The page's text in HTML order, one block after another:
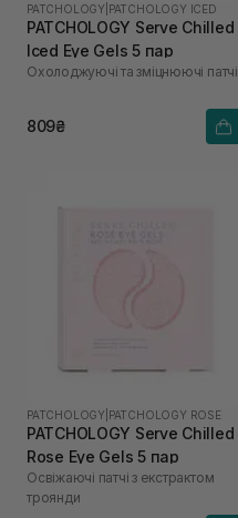
PATCHOLOGY PATCHOLOGY ICED
PATCHOLOGY Serve Chilled
Iced Eye Gels 5 пар
Охолоджуючі та зміцнюючі патчі
809₴
PATCHOLOGY PATCHOLOGY ROSE
PATCHOLOGY Serve Chilled
Rose Eye Gels 5 пар
Освіжаючі патчі з екстрактом
троянди